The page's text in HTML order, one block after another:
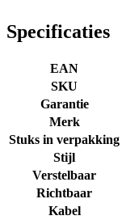
Specificaties
EAN
SKU
Garantie
Merk
Stuks in verpakking
Stijl
Verstelbaar
Richtbaar
Kabel